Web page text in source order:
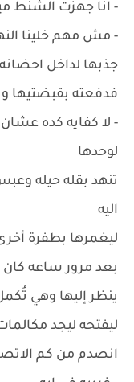
- انا جهزت الشنط
- مش مهم خلينا
جذبها لداخل
فدفعته
- لا كفايه كده
لوحدها
تنهد بقله حيله
اليه
ليغمرها بطفرة
بعد مرور ساعه
ينظر إليها وهي
ليفتحه ليجد
انصدم من كم